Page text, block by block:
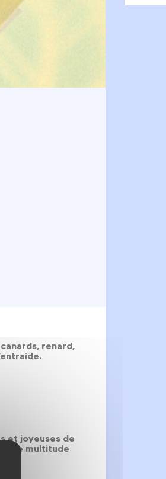
renard,
et joyeuses de
une multitude